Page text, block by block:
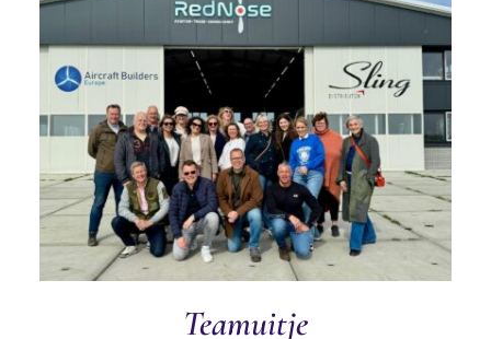
TOEVOEGEN AAN WINKELWAGEN / DETAILS
Teamuitje